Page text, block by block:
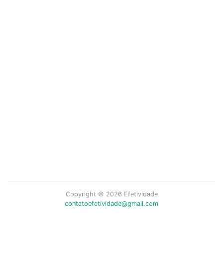
Copyright © 2026 Efetividade
contatoefetividade@gmail.com